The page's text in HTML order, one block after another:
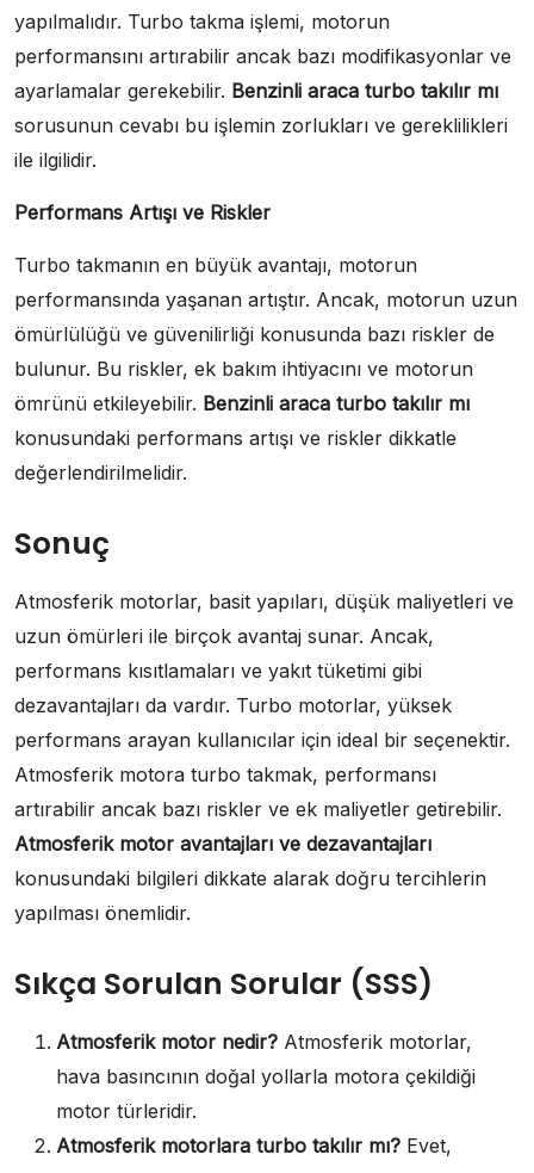
yapılmalıdır. Turbo takma işlemi, motorun
performansını artırabilir ancak bazı modifikasyonlar ve
ayarlamalar gerekebilir. Benzinli araca turbo takılır mı
sorusunun cevabı bu işlemin zorlukları ve gereklilikleri
ile ilgilidir.
Performans Artışı ve Riskler
Turbo takmanın en büyük avantajı, motorun
performansında yaşanan artıştır. Ancak, motorun uzun
ömürlülüğü ve güvenilirliği konusunda bazı riskler de
bulunur. Bu riskler, ek bakım ihtiyacını ve motorun
ömrünü etkileyebilir. Benzinli araca turbo takılır mı
konusundaki performans artışı ve riskler dikkatle
değerlendirilmelidir.
Sonuç
Atmosferik motorlar, basit yapıları, düşük maliyetleri ve
uzun ömürleri ile birçok avantaj sunar. Ancak,
performans kısıtlamaları ve yakıt tüketimi gibi
dezavantajları da vardır. Turbo motorlar, yüksek
performans arayan kullanıcılar için ideal bir seçenektir.
Atmosferik motora turbo takmak, performansı
artırabilir ancak bazı riskler ve ek maliyetler getirebilir.
Atmosferik motor avantajları ve dezavantajları
konusundaki bilgileri dikkate alarak doğru tercihlerin
yapılması önemlidir.
Sıkça Sorulan Sorular (SSS)
Atmosferik motor nedir? Atmosferik motorlar,
hava basıncının doğal yollarla motora çekildiği
motor türleridir.
Atmosferik motorlara turbo takılır mı? Evet,